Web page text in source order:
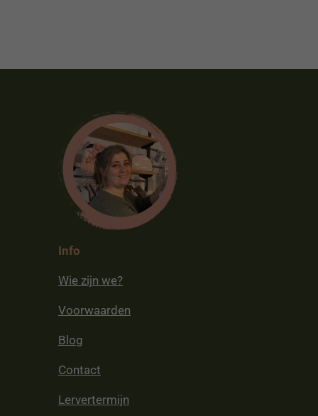
Info
Wie zijn we?
Voorwaarden
Blog
Contact
Lervertermijn